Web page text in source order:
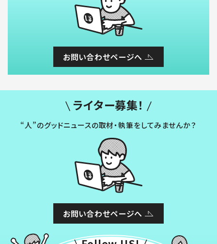
お問い合わせページへ
ライター募集！
“人”のグッドニュースの取材・執筆をしてみませんか？
お問い合わせページへ